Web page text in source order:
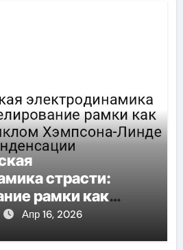
страсти:
рамки как
Хэмпсона-
Апр 16, 2026